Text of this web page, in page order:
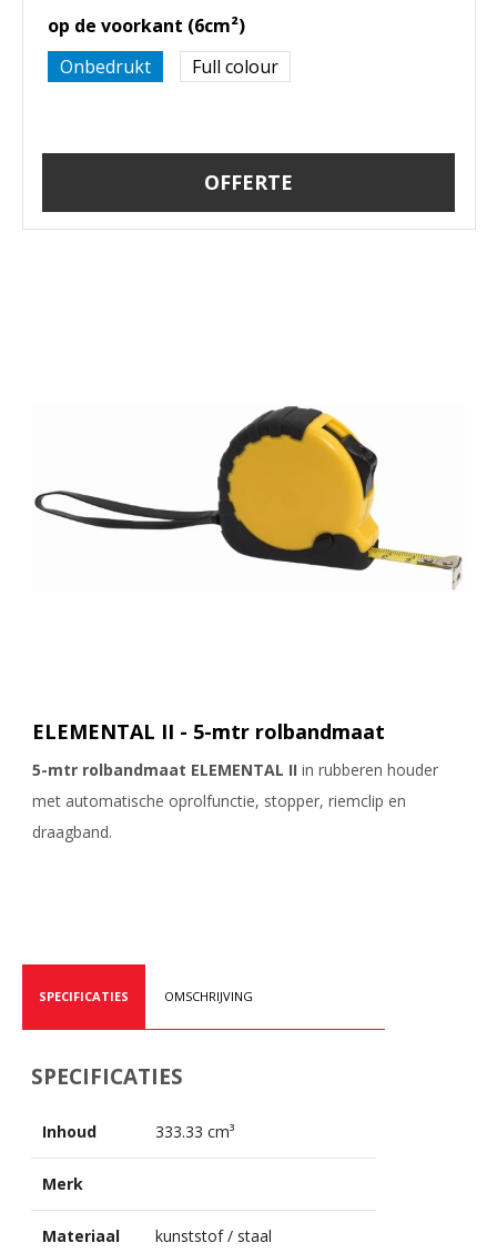
op de voorkant (6cm²)
Onbedrukt
Full colour
OFFERTE
ELEMENTAL II - 5-mtr rolbandmaat
5-mtr rolbandmaat ELEMENTAL II in rubberen houder
met automatische oprolfunctie, stopper, riemclip en
draagband.
SPECIFICATIES OMSCHRIJVING
SPECIFICATIES
Inhoud 333.33 cm³
Merk
Materiaal kunststof / staal